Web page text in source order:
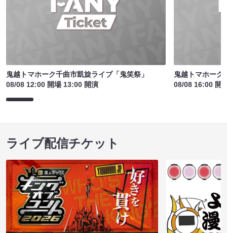
鬼越トマホーク千曲市凱旋ライブ「鬼笑祭」
08/08 12:00 開場 13:00 開演
鬼越トマホーク
08/08 16:00 開
ライブ配信チケット